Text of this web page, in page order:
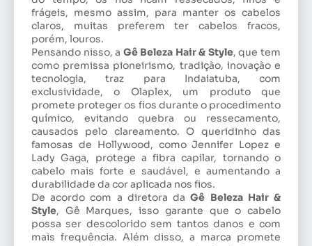
frágeis, mesmo assim, para manter os cabelos
claros, muitas preferem ter cabelos fracos,
porém, louros.
Pensando nisso, a Gê Beleza Hair & Style, que tem
como premissa pioneirismo, tradição, inovação e
tecnologia, traz para Indaiatuba, com
exclusividade, o Olaplex, um produto que
promete proteger os fios durante o procedimento
químico, evitando quebra ou ressecamento,
causados pelo clareamento. O queridinho das
famosas de Hollywood, como Jennifer Lopez e
Lady Gaga, protege a fibra capilar, tornando o
cabelo mais forte e saudável, e aumentando a
durabilidade da cor aplicada nos fios.
De acordo com a diretora daGê Beleza Hair &
Style, Gê Marques, isso garante que o cabelo
possa ser descolorido sem tantos danos e com
mais frequência. Além disso, a marca promete